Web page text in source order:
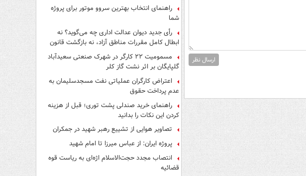
ارسال نظر
راهنمای انتخاب بهترین سروو موتور برای پروژه
شما
رأی جدید دیوان عدالت اداری چه می‌گوید؟ نه
ابطال کامل مقررات مناطق آزاد، نه بازگشت قانون
مسمومیت ۲۲ کارگر در شهرک صنعتی سعیدآباد
گلپایگان بر اثر نشت گاز کلر
اعتراض کارگران عملیاتی نفت مسجدسلیمان به
عدم پرداخت حقوق
راهنمای خرید صندلی پشت توری؛ قبل از هزینه
کردن این نکات را بدانید
تصاویر هوایی از تشییع رهبر شهید در جمکران
پروژه ایران: از عباس میرزا تا امام شهید
انتصاب مجدد حجت‌الاسلام اژه‌ای به ریاست قوه‌
قضائیه